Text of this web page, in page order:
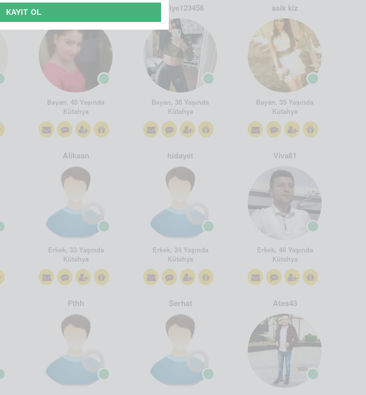
Bayan, 40 Yaşında
Kütahya
saniye123456
Bayan, 38 Yaşında
Kütahya
asik kiz
Bayan, 35 Yaşında
Kütahya
Alikaan
Erkek, 33 Yaşında
Kütahya
hidayet
Erkek, 24 Yaşında
Kütahya
Viva81
Erkek, 46 Yaşında
Kütahya
Fthh Serhat Ates43